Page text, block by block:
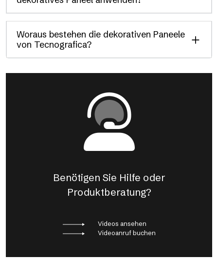
Woraus bestehen die dekorativen Paneele
von Tecnografica?
Benötigen Sie Hilfe oder
Produktberatung?
Videos ansehen
Videoanruf buchen